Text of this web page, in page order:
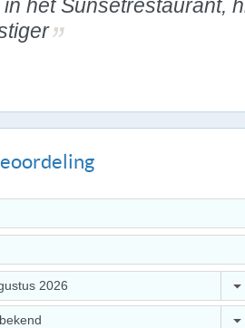
in het Sunsetrestaurant,
2026